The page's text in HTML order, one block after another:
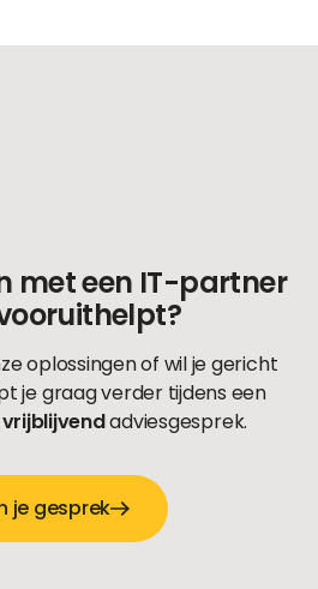
met een IT-partner
oplossingen of wil je gericht
je graag verder tijdens een
vrijblijvendadviesgesprek.
je gesprek